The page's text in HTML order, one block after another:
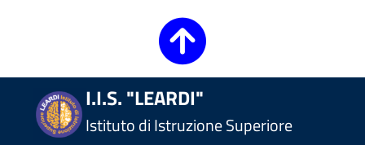
I.I.S. "LEARDI"
Istituto di Istruzione Superiore